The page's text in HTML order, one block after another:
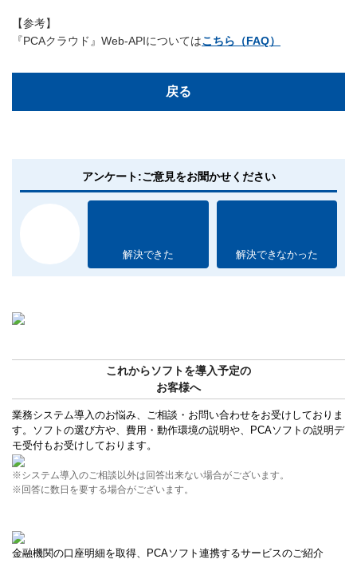
【参考】
『PCAクラウド』Web-APIについてはこちら（FAQ）
戻る
アンケート:ご意見をお聞かせください
解決できた 解決できなかった
これからソフトを導入予定の
お客様へ
業務システム導入のお悩み、ご相談・お問い合わせをお受けしておりま
す。ソフトの選び方や、費用・動作環境の説明や、PCAソフトの説明デ
モ受付もお受けしております。
※システム導入のご相談以外は回答出来ない場合がございます。
※回答に数日を要する場合がございます。
金融機関の口座明細を取得、PCAソフト連携するサービスのご紹介